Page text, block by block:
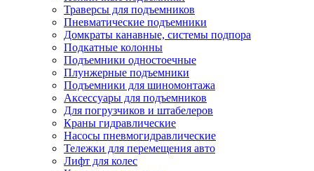
Траверсы для подъемников
Пневматические подъемники
Домкраты канавные, системы подпора
Подкатные колонны
Подъемники одностоечные
Плунжерные подъемники
Подъемники для шиномонтажа
Аксессуары для подъемников
Для погрузчиков и штабелеров
Краны гидравлические
Насосы пневмогидравлические
Тележки для перемещения авто
Лифт для колес